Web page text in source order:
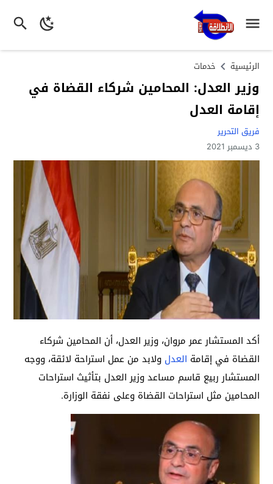
الرئيسية خدمات
وزير العدل: المحامين شركاء القضاة في
إقامة العدل
فريق التحرير
3 ديسمبر 2021
أكد المستشار عمر مروان، وزير العدل، أن المحامين شركاء
القضاة في إقامة العدل ولابد من عمل استراحة لائقة، ووجه
المستشار ربيع قاسم مساعد وزير العدل بتأثيث استراحات
المحامين مثل استراحات القضاة ‏وعلى نفقة الوزارة.